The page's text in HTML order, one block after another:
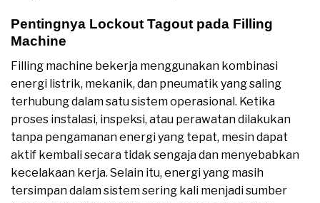
Pentingnya Lockout Tagout pada Filling
Machine
Filling machine bekerja menggunakan kombinasi
energi listrik, mekanik, dan pneumatik yang saling
terhubung dalam satu sistem operasional. Ketika
proses instalasi, inspeksi, atau perawatan dilakukan
tanpa pengamanan energi yang tepat, mesin dapat
aktif kembali secara tidak sengaja dan menyebabkan
kecelakaan kerja. Selain itu, energi yang masih
tersimpan dalam sistem sering kali menjadi sumber